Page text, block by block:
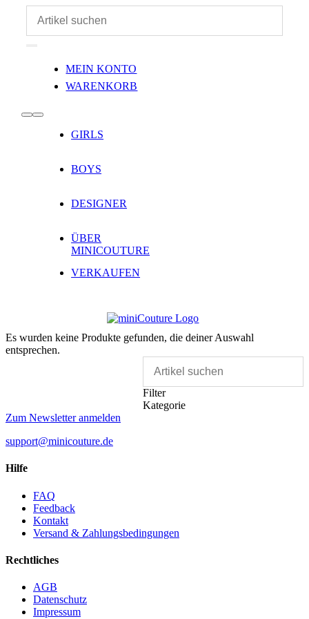
springen
Navigation
MEIN KONTO
WARENKORB
Toggle
Navigation
GIRLS
BOYS
DESIGNER
ÜBER
MINICOUTURE
VERKAUFEN
Es wurden keine Produkte gefunden, die deiner Auswahl
entsprechen.
Filter
Kategorie
Zum Newsletter anmelden
support@minicouture.de
Hilfe
FAQ
Feedback
Kontakt
Versand & Zahlungsbedingungen
Rechtliches
AGB
Datenschutz
Impressum